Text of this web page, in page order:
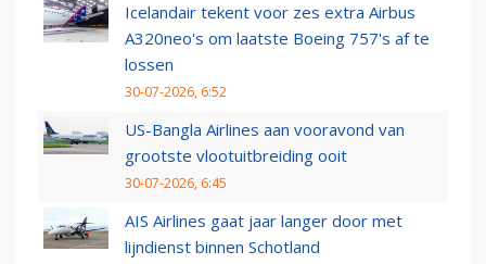
Icelandair tekent voor zes extra Airbus
A320neo's om laatste Boeing 757's af te
lossen
30-07-2026, 6:52
US-Bangla Airlines aan vooravond van
grootste vlootuitbreiding ooit
30-07-2026, 6:45
AIS Airlines gaat jaar langer door met
lijndienst binnen Schotland